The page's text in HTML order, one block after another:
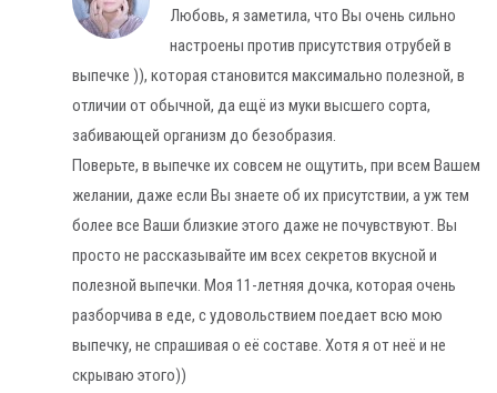
Любовь, я заметила, что Вы очень сильно
настроены против присутствия отрубей в
выпечке )), которая становится максимально полезной, в
отличии от обычной, да ещё из муки высшего сорта,
забивающей организм до безобразия.
Поверьте, в выпечке их совсем не ощутить, при всем Вашем
желании, даже если Вы знаете об их присутствии, а уж тем
более все Ваши близкие этого даже не почувствуют. Вы
просто не рассказывайте им всех секретов вкусной и
полезной выпечки. Моя 11-летняя дочка, которая очень
разборчива в еде, с удовольствием поедает всю мою
выпечку, не спрашивая о её составе. Хотя я от неё и не
скрываю этого))